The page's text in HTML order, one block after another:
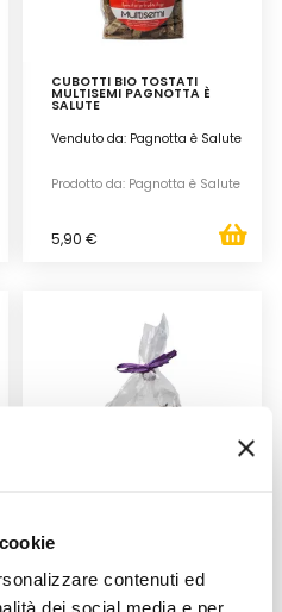
contenuti ed
dei social media e per
CUBOTTI BIO TOSTATI
MULTISEMI PAGNOTTA È
SALUTE
Venduto da: Pagnotta è Salute
Prodotto da: Pagnotta è Salute
5,90 €
CUBOTTI BIO TOSTATI
SALUTE
Venduto da: Pagnotta è Salute